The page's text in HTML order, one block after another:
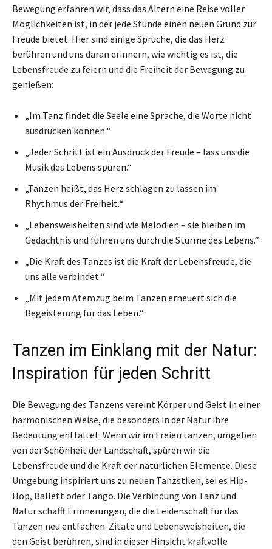
Bewegung erfahren wir, dass das Altern eine Reise voller
Möglichkeiten ist, in der jede Stunde einen neuen Grund zur
Freude bietet. Hier sind einige Sprüche, die das Herz
berühren und uns daran erinnern, wie wichtig es ist, die
Lebensfreude zu feiern und die Freiheit der Bewegung zu
genießen:
„Im Tanz findet die Seele eine Sprache, die Worte nicht
ausdrücken können.“
„Jeder Schritt ist ein Ausdruck der Freude – lass uns die
Musik des Lebens spüren.“
„Tanzen heißt, das Herz schlagen zu lassen im
Rhythmus der Freiheit.“
„Lebensweisheiten sind wie Melodien – sie bleiben im
Gedächtnis und führen uns durch die Stürme des Lebens.“
„Die Kraft des Tanzes ist die Kraft der Lebensfreude, die
uns alle verbindet.“
„Mit jedem Atemzug beim Tanzen erneuert sich die
Begeisterung für das Leben.“
Tanzen im Einklang mit der Natur:
Inspiration für jeden Schritt
Die Bewegung des Tanzens vereint Körper und Geist in einer
harmonischen Weise, die besonders in der Natur ihre
Bedeutung entfaltet. Wenn wir im Freien tanzen, umgeben
von der Schönheit der Landschaft, spüren wir die
Lebensfreude und die Kraft der natürlichen Elemente. Diese
Umgebung inspiriert uns zu neuen Tanzstilen, sei es Hip-
Hop, Ballett oder Tango. Die Verbindung von Tanz und
Natur schafft Erinnerungen, die die Leidenschaft für das
Tanzen neu entfachen. Zitate und Lebensweisheiten, die
den Geist berühren, sind in dieser Hinsicht kraftvolle